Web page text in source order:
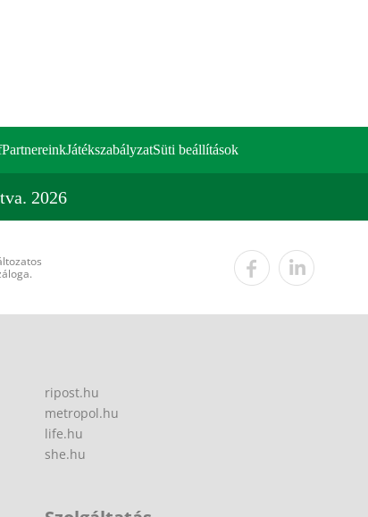
PartnereinkJátékszabályzatSüti beállítások
2026
ripost.hu
metropol.hu
life.hu
she.hu